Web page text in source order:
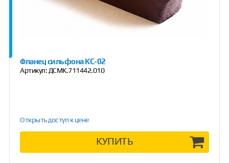
Фланец сильфона КС-02
Артикул: ДСМК.711442.010
Открыть доступ к цене
КУПИТЬ